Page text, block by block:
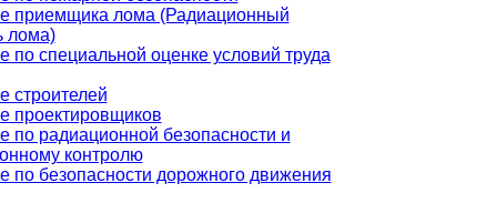
приемщика лома (Радиационный
лома)
по специальной оценке условий труда
строителей
проектировщиков
по радиационной безопасности и
контролю
по безопасности дорожного движения